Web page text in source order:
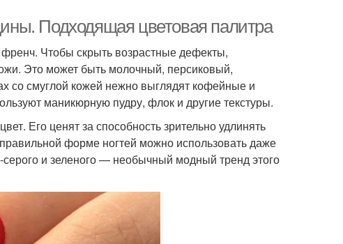
Подходящая цветовая палитра
Чтобы скрыть возрастные дефекты,
Это может быть молочный, персиковый,
со смуглой кожей нежно выглядят кофейные и
маникюрную пудру, флок и другие текстуры.
Его ценят за способность зрительно удлинять
форме ногтей можно использовать даже
и зеленого — необычный модный тренд этого